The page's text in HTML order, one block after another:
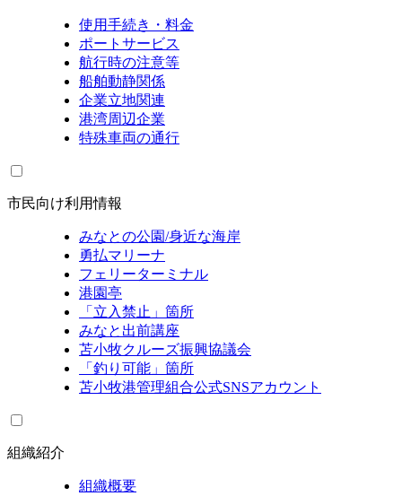
使用手続き・料金
ポートサービス
航行時の注意等
船舶動静関係
企業立地関連
港湾周辺企業
特殊車両の通行
市民向け利用情報
みなとの公園/身近な海岸
勇払マリーナ
フェリーターミナル
港園亭
「立入禁止」箇所
みなと出前講座
苫小牧クルーズ振興協議会
「釣り可能」箇所
苫小牧港管理組合公式SNSアカウント
組織紹介
組織概要